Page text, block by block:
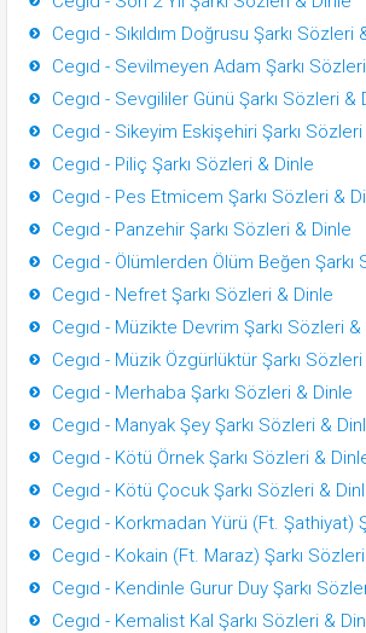
Cegıd - Sıkıldım Doğrusu Şarkı Sözleri
Cegıd - Sevilmeyen Adam Şarkı
Cegıd - Sevgililer Günü Şarkı Sözleri &
Cegıd - Sikeyim Eskişehiri Şarkı
Cegıd - Piliç Şarkı Sözleri & Dinle
Cegıd - Pes Etmicem Şarkı Sözleri &
Cegıd - Panzehir Şarkı Sözleri & Dinle
Cegıd - Ölümlerden Ölüm Beğen Şarkı
Cegıd - Nefret Şarkı Sözleri & Dinle
Cegıd - Müzikte Devrim Şarkı Sözleri &
Cegıd - Müzik Özgürlüktür Şarkı
Cegıd - Merhaba Şarkı Sözleri & Dinle
Cegıd - Manyak Şey Şarkı Sözleri &
Cegıd - Kötü Örnek Şarkı Sözleri &
Cegıd - Kötü Çocuk Şarkı Sözleri &
Cegıd - Korkmadan Yürü (Ft. Şathiyat)
Cegıd - Kokain (Ft. Maraz) Şarkı
Cegıd - Kendinle Gurur Duy Şarkı
Cegıd - Kemalist Kal Şarkı Sözleri &